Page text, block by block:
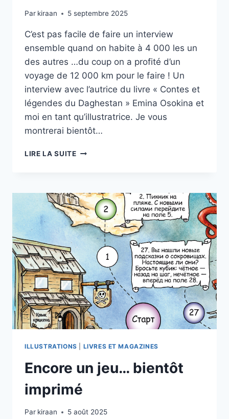
Par kiraan 5 septembre 2025
C’est pas facile de faire un interview
ensemble quand on habite à 4 000 les un
des autres …du coup on a profité d’un
voyage de 12 000 km pour le faire ! Un
interview avec l’autrice du livre « Contes et
légendes du Daghestan » Emina Osokina et
moi en tant qu’illustratrice. Je vous
montrerai bientôt…
LIRE LA SUITEINTERVIEW
ILLUSTRATIONS LIVRES ET MAGAZINES
Encore un jeu… bientôt
imprimé
Par kiraan 5 août 2025